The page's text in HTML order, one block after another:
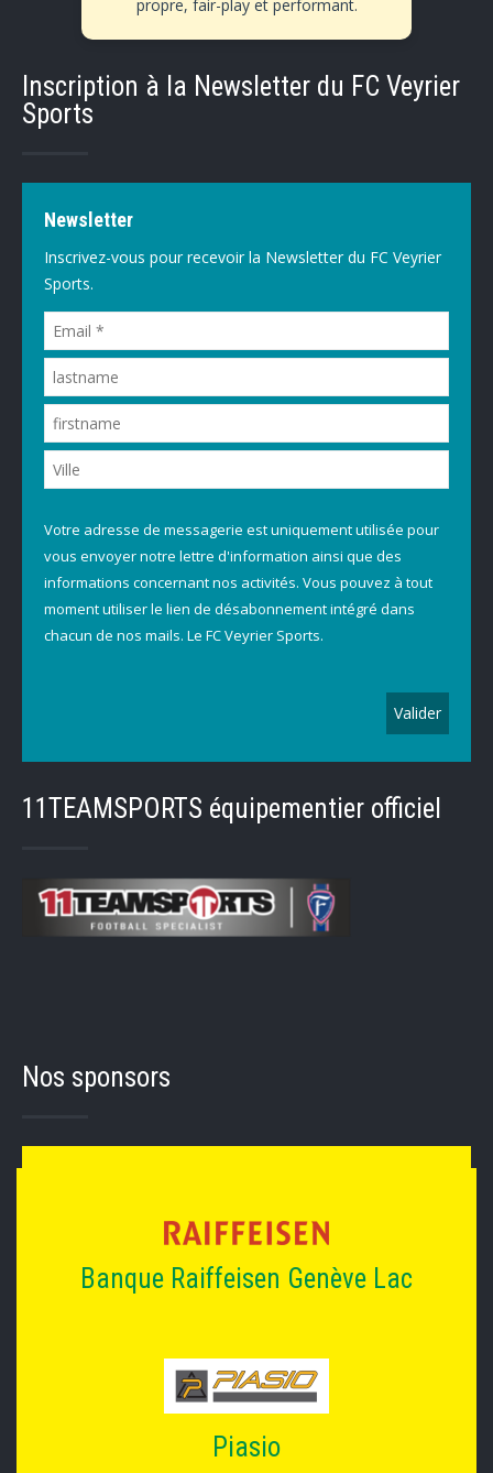
propre, fair-play et performant.
Inscription à la Newsletter du FC Veyrier
Sports
Newsletter
Inscrivez-vous pour recevoir la Newsletter du FC Veyrier
Sports.
Votre adresse de messagerie est uniquement utilisée pour
vous envoyer notre lettre d'information ainsi que des
informations concernant nos activités. Vous pouvez à tout
moment utiliser le lien de désabonnement intégré dans
chacun de nos mails. Le FC Veyrier Sports.
11TEAMSPORTS équipementier officiel
Nos sponsors
Banque Raiffeisen Genève Lac
Piasio